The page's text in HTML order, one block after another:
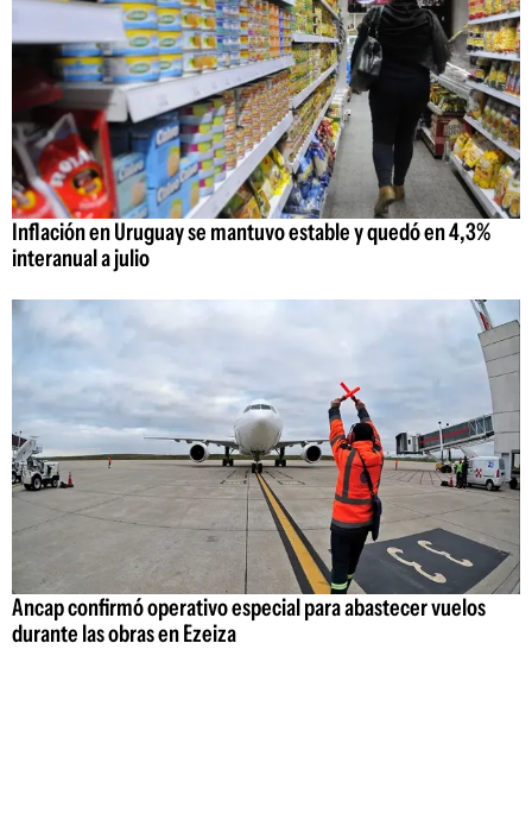
Inflación en Uruguay se mantuvo estable y quedó en 4,3%
interanual a julio
Ancap confirmó operativo especial para abastecer vuelos
durante las obras en Ezeiza